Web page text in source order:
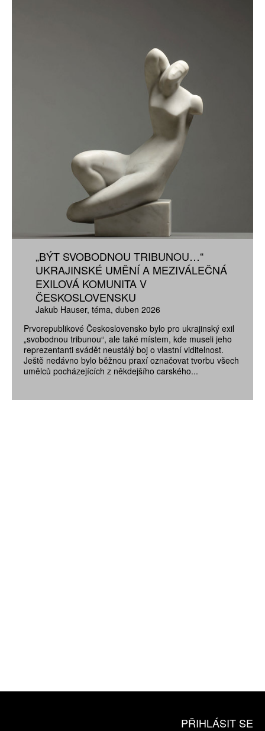
„BÝT SVOBODNOU TRIBUNOU…“
UKRAJINSKÉ UMĚNÍ A MEZIVÁLEČNÁ
EXILOVÁ KOMUNITA V
ČESKOSLOVENSKU
Jakub Hauser téma duben 2026
Prvorepublikové Československo bylo pro ukrajinský exil
„svobodnou tribunou“, ale také místem, kde museli jeho
reprezentanti svádět neustálý boj o vlastní viditelnost.
Ještě nedávno bylo běžnou praxí označovat tvorbu všech
umělců pocházejících z někdejšího carského...
PŘIHLÁSIT SE